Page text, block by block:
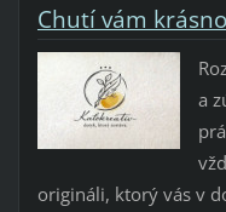
Chutí vám
a
origináli, ktorý vás v